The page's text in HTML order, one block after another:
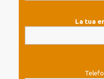
La tua